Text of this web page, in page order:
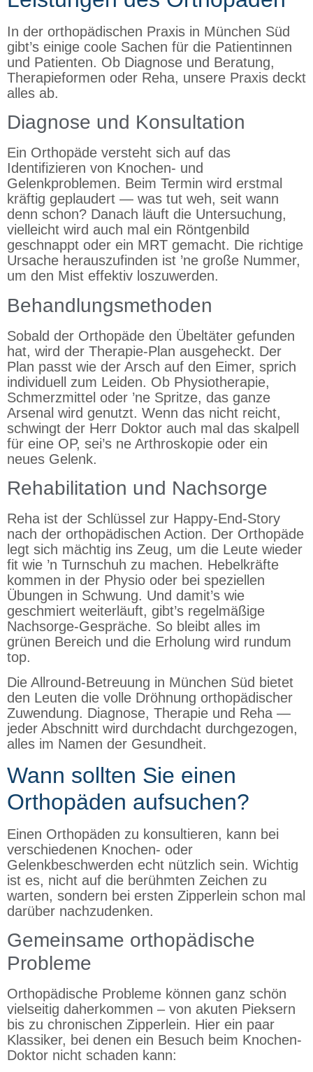
In der orthopädischen Praxis in München Süd
gibt’s einige coole Sachen für die Patientinnen
und Patienten. Ob Diagnose und Beratung,
Therapieformen oder Reha, unsere Praxis deckt
alles ab.
Diagnose und Konsultation
Ein Orthopäde versteht sich auf das
Identifizieren von Knochen- und
Gelenkproblemen. Beim Termin wird erstmal
kräftig geplaudert — was tut weh, seit wann
denn schon? Danach läuft die Untersuchung,
vielleicht wird auch mal ein Röntgenbild
geschnappt oder ein MRT gemacht. Die richtige
Ursache herauszufinden ist ’ne große Nummer,
um den Mist effektiv loszuwerden.
Behandlungsmethoden
Sobald der Orthopäde den Übeltäter gefunden
hat, wird der Therapie-Plan ausgeheckt. Der
Plan passt wie der Arsch auf den Eimer, sprich
individuell zum Leiden. Ob Physiotherapie,
Schmerzmittel oder ’ne Spritze, das ganze
Arsenal wird genutzt. Wenn das nicht reicht,
schwingt der Herr Doktor auch mal das skalpell
für eine OP, sei’s ne Arthroskopie oder ein
neues Gelenk.
Rehabilitation und Nachsorge
Reha ist der Schlüssel zur Happy-End-Story
nach der orthopädischen Action. Der Orthopäde
legt sich mächtig ins Zeug, um die Leute wieder
fit wie ’n Turnschuh zu machen. Hebelkräfte
kommen in der Physio oder bei speziellen
Übungen in Schwung. Und damit’s wie
geschmiert weiterläuft, gibt’s regelmäßige
Nachsorge-Gespräche. So bleibt alles im
grünen Bereich und die Erholung wird rundum
top.
Die Allround-Betreuung in München Süd bietet
den Leuten die volle Dröhnung orthopädischer
Zuwendung. Diagnose, Therapie und Reha —
jeder Abschnitt wird durchdacht durchgezogen,
alles im Namen der Gesundheit.
Wann sollten Sie einen
Orthopäden aufsuchen?
Einen Orthopäden zu konsultieren, kann bei
verschiedenen Knochen- oder
Gelenkbeschwerden echt nützlich sein. Wichtig
ist es, nicht auf die berühmten Zeichen zu
warten, sondern bei ersten Zipperlein schon mal
darüber nachzudenken.
Gemeinsame orthopädische
Probleme
Orthopädische Probleme können ganz schön
vielseitig daherkommen – von akuten Pieksern
bis zu chronischen Zipperlein. Hier ein paar
Klassiker, bei denen ein Besuch beim Knochen-
Doktor nicht schaden kann: